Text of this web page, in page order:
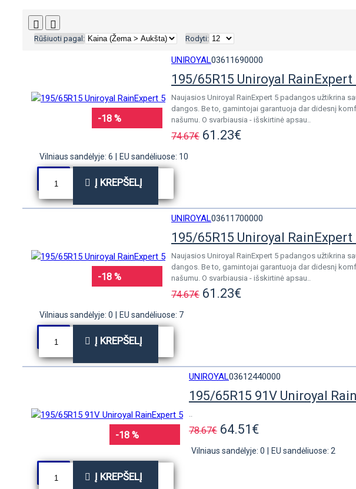
Rūšiuoti pagal: Rodyti:
-18 %
UNIROYAL03611690000
195/65R15 Uniroyal RainExpert
Naujasios Uniroyal RainExpert 5 padangos užtikrina
dangos. Be to, gamintojai garantuoja dar didesnį
našumu. O svarbiausia - išskirtinė apsau..
74.67€ 61.23€
Vilniaus sandėlyje: 6 EU sandėliuose: 10
Į KREPŠELĮ
-18 %
UNIROYAL03611700000
195/65R15 Uniroyal RainExpert
Naujasios Uniroyal RainExpert 5 padangos užtikrina
dangos. Be to, gamintojai garantuoja dar didesnį
našumu. O svarbiausia - išskirtinė apsau..
74.67€ 61.23€
Vilniaus sandėlyje: 0 EU sandėliuose: 7
Į KREPŠELĮ
-18 %
UNIROYAL03612440000
195/65R15 91V Uniroyal
..
78.67€ 64.51€
Vilniaus sandėlyje: 0 EU sandėliuose: 2
Į KREPŠELĮ